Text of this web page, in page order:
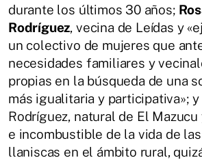
durante los últimos 30 años;
Rodríguez, vecina de Leídas y
un colectivo de mujeres que
necesidades familiares y
propias en la búsqueda de una
más igualitaria y participativa»;
Rodríguez, natural de El
e incombustible de la vida de
llaniscas en el ámbito rural,